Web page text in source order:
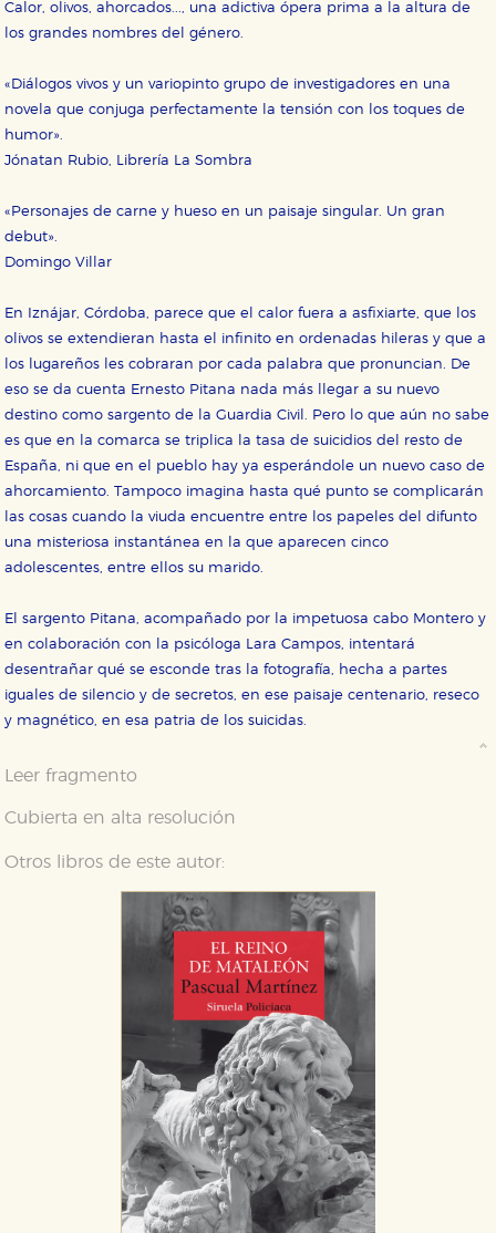
Calor, olivos, ahorcados..., una adictiva ópera prima a la altura de
los grandes nombres del género.
«Diálogos vivos y un variopinto grupo de investigadores en una
novela que conjuga perfectamente la tensión con los toques de
humor».
Jónatan Rubio, Librería La Sombra
«Personajes de carne y hueso en un paisaje singular. Un gran
debut».
Domingo Villar
En Iznájar, Córdoba, parece que el calor fuera a asfixiarte, que los
olivos se extendieran hasta el infinito en ordenadas hileras y que a
los lugareños les cobraran por cada palabra que pronuncian. De
eso se da cuenta Ernesto Pitana nada más llegar a su nuevo
destino como sargento de la Guardia Civil. Pero lo que aún no sabe
es que en la comarca se triplica la tasa de suicidios del resto de
España, ni que en el pueblo hay ya esperándole un nuevo caso de
ahorcamiento. Tampoco imagina hasta qué punto se complicarán
las cosas cuando la viuda encuentre entre los papeles del difunto
una misteriosa instantánea en la que aparecen cinco
adolescentes, entre ellos su marido.
El sargento Pitana, acompañado por la impetuosa cabo Montero y
en colaboración con la psicóloga Lara Campos, intentará
desentrañar qué se esconde tras la fotografía, hecha a partes
iguales de silencio y de secretos, en ese paisaje centenario, reseco
y magnético, en esa patria de los suicidas.
Leer fragmento
Cubierta en alta resolución
Otros libros de este autor:
CONFIGURACIÓN DE COOKIES
HABILITAR TODO RECHAZAR TODO
Estas cookies son necesarias para que nuestro sitio
nuestro sistema. Es posible hacerlo desde el
correctamente.
Cookies de rendimiento y analíticas
Estas cookies se utilizan para mejorar su experiencia
de navegación y optimizar el funcionamiento de
nuestro sitio web. Almacenan configuraciones de
servicios para que no tenga que reconfigurarlos cada
vez que nos visita. La información es agregada y, por lo
Cookies de publicidad y redes sociales
Estas cookies son gestionadas por nuestros socios
publicitarios y se utilizan para mostrar publicidad
relevante para sus intereses en otros sitios. No
almacenan directamente información personal sino
que se basan en la identificación única de su
navegador y dispositivo de internet.
GUARDAR CONFIGURACIÓN